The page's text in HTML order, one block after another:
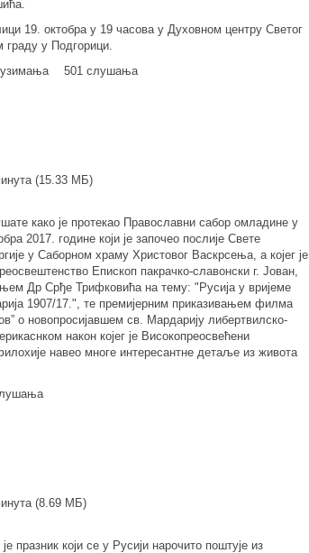
19. октобра у 19 часова у Духовном центру Светог
у Подгорици.
501 слушања
(15.33 МБ)
како је протекао Православни сабор омладине у
2017. године који је започео послије Свете
у Саборном храму Христовог Васкрсења, а којег је
Епископ пакрачко-славонски г. Јован,
Др Срђе Трифковића на тему: "Русија у вријеме
1907/17.", те премијерним приказивањем филма
о новопросијавшем св. Мардарију либертвилско-
након којег је Високопреосвећени
навео многе интересантне детаље из живота
(8.69 МБ)
празник који се у Русији нарочито поштује из